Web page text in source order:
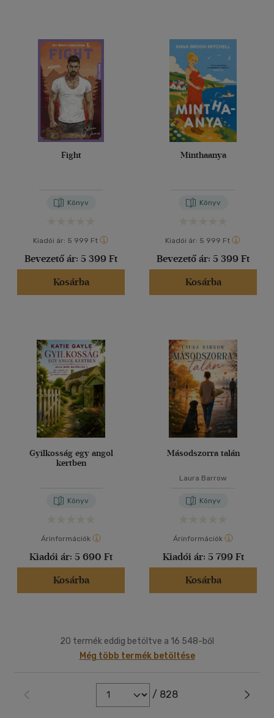
Fight
Könyv
Kiadói ár: 5 999 Ft
Bevezető ár: 5 399 Ft
Kosárba
Minthaanya
Könyv
Kiadói ár: 5 999 Ft
Bevezető ár: 5 399 Ft
Kosárba
Gyilkosság egy angol
kertben
Könyv
Árinformációk
Kiadói ár: 5 690 Ft
Kosárba
Másodszorra talán
Laura Barrow
Könyv
Árinformációk
Kiadói ár: 5 799 Ft
Kosárba
20 termék eddig betöltve a 16 548-ből
Még több termék betöltése
/ 828